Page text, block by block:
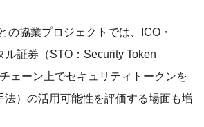
の協業プロジェクトでは、ICO・
ル証券（STO：Security Token
ェーン上でセキュリティトークンを
法）の活用可能性を評価する場面も増